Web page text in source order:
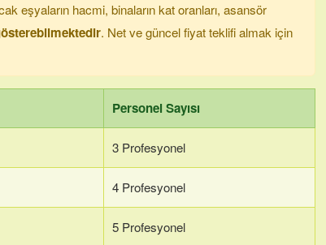
eşyaların hacmi, binaların kat oranları, asansör
. Net ve güncel fiyat teklifi almak için
Personel Sayısı
3 Profesyonel
4 Profesyonel
5 Profesyonel